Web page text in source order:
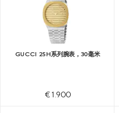
GUCCI 25H系列腕表，30毫米
€ 1.900